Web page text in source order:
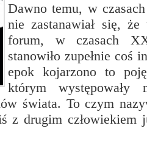
Dawno temu, w
nie zastanawiał się,
forum, w czasach
stanowiło zupełnie coś
epok kojarzono to
którym występowały
świata. To czym
z drugim człowiekiem